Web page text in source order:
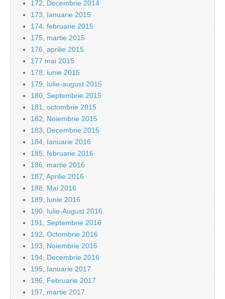
172, Decembrie 2014
173, Ianuarie 2015
174, februarie 2015
175, martie 2015
176, aprilie 2015
177 mai 2015
178, iunie 2015
179, Iulie-august 2015
180, Septembrie 2015
181, octombrie 2015
182, Noiembrie 2015
183, Decembrie 2015
184, Ianuarie 2016
185, februarie 2016
186, martie 2016
187, Aprilie 2016
188, Mai 2016
189, Iunie 2016
190, Iulie-August 2016
191, Septembrie 2016
192, Octombrie 2016
193, Noiembrie 2016
194, Decembrie 2016
195, Ianuarie 2017
196, Februarie 2017
197, martie 2017